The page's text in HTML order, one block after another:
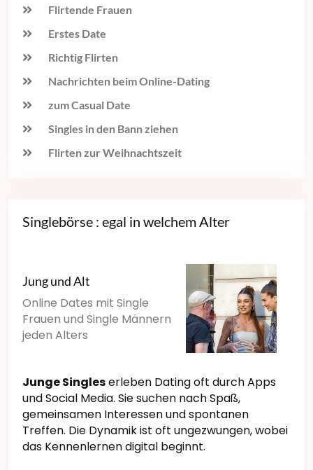
Flirtende Frauen
Erstes Date
Richtig Flirten
Nachrichten beim Online-Dating
zum Casual Date
Singles in den Bann ziehen
Flirten zur Weihnachtszeit
Singlebörse : egal in welchem Alter
Jung und Alt
Online Dates mit Single
Frauen und Single Männern
jeden Alters
Junge Singleserleben Dating oft durch Apps
und Social Media. Sie suchen nach Spaß,
gemeinsamen Interessen und spontanen
Treffen. Die Dynamik ist oft ungezwungen, wobei
das Kennenlernen digital beginnt.